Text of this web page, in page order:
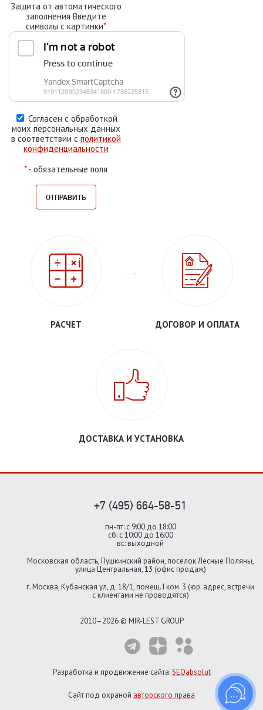
Защита от автоматического
заполнения Введите
символы с картинки*
Согласен с обработкой
моих персональных данных
в соответствии с политикой
конфиденциальности
*- обязательные поля
РАСЧЕТ ДОГОВОР И ОПЛАТА
ДОСТАВКА И УСТАНОВКА
+7 (495) 664-58-51
пн-пт: с 9:00 до 18:00
сб: с 10:00 до 16:00
вс: выходной
Московская область, Пушкинский район, посёлок Лесные Поляны,
улица Центральная, 13 (офис продаж)
г. Москва, Кубанская ул, д. 18/1, помещ. I ком. 3 (юр. адрес, встречи
с клиентами не проводятся)
2010–2026 © MIR-LEST GROUP
Разработка и продвижение сайта:SEOabsolut
Сайт под охраной авторского права